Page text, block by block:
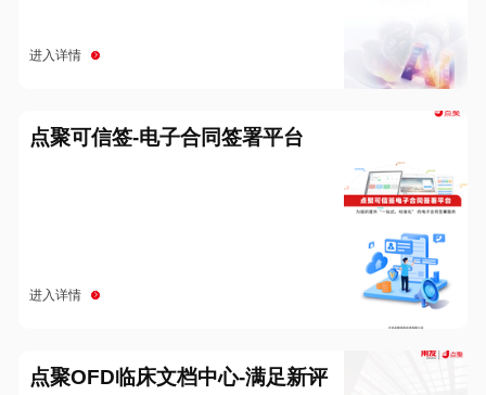
进入详情
点聚可信签-电子合同签署平台
进入详情
点聚OFD临床文档中心-满足新评